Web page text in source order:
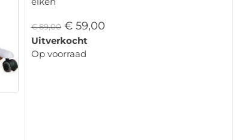
€89,00 €59,00
Uitverkocht
Op voorraad